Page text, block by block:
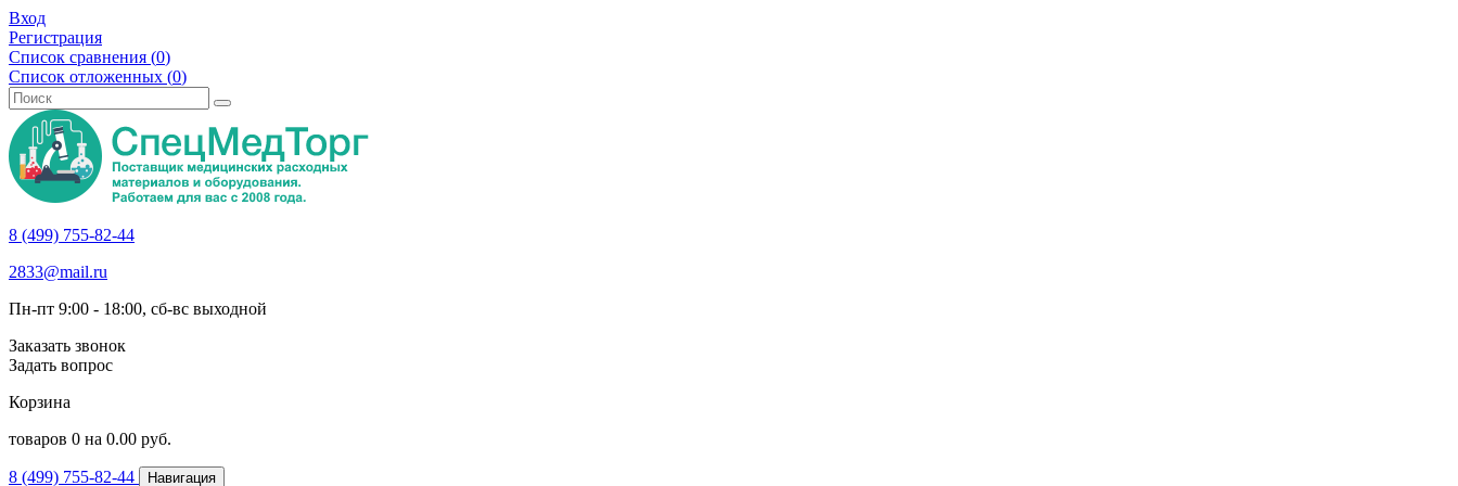
Вход
Регистрация
Список сравнения (0)
Список отложенных (0)
8 (499) 755-82-44
2833@mail.ru
Пн-пт 9:00 - 18:00, сб-вс выходной
Заказать звонок
Задать вопрос
Корзина
товаров 0 на 0.00 руб.
8 (499) 755-82-44 Навигация